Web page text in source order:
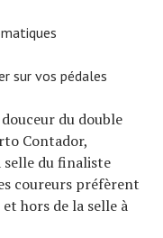
sur vos pédales
du double
Contador,
selle du finaliste
coureurs préfèrent
hors de la selle à